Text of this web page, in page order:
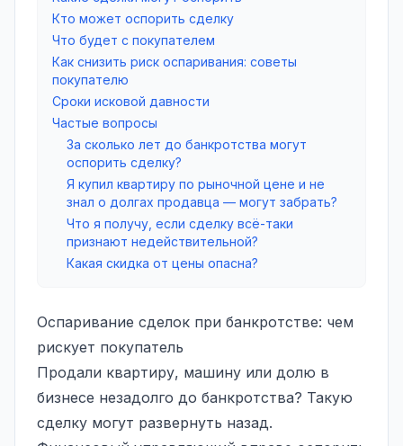
Кто может оспорить сделку
Что будет с покупателем
Как снизить риск оспаривания: советы
покупателю
Сроки исковой давности
Частые вопросы
За сколько лет до банкротства могут
оспорить сделку?
Я купил квартиру по рыночной цене и не
знал о долгах продавца — могут забрать?
Что я получу, если сделку всё-таки
признают недействительной?
Какая скидка от цены опасна?
Оспаривание сделок при банкротстве: чем
рискует покупатель
Продали квартиру, машину или долю в
бизнесе незадолго до банкротства? Такую
сделку могут развернуть назад.